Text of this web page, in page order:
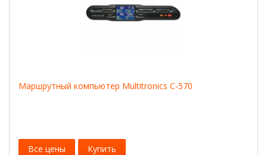
Маршрутный компьютер Multitronics C-570
Все цены Купить